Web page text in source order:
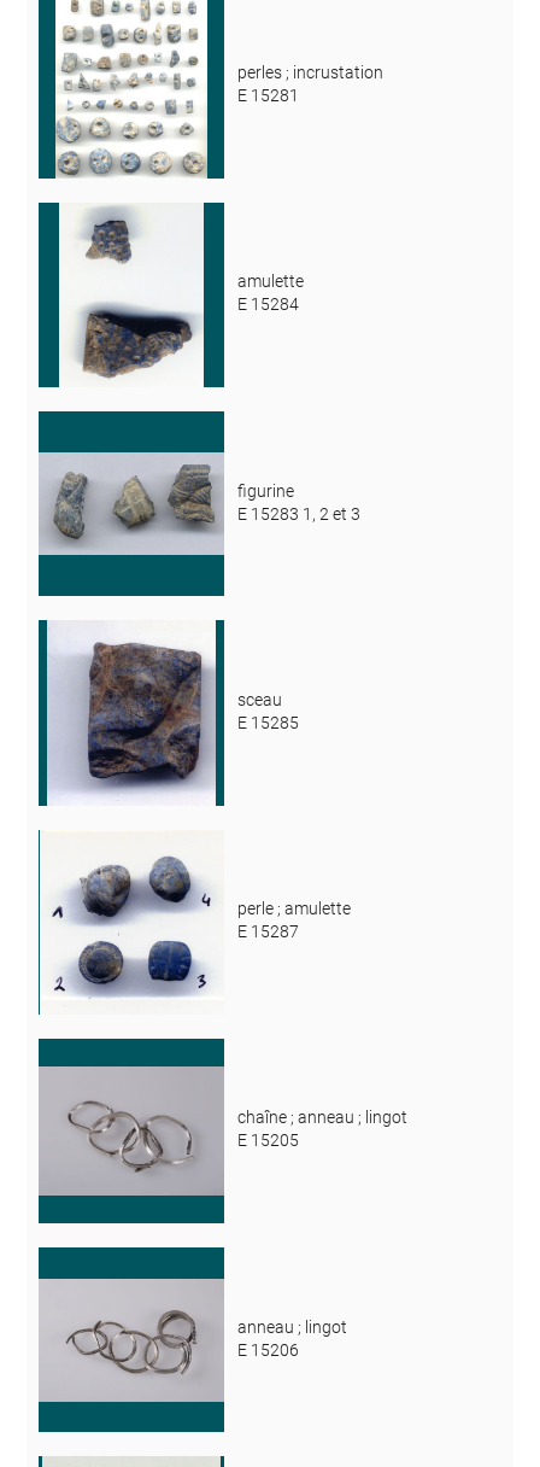
perles ; incrustation
E 15281
amulette
E 15284
figurine
E 15283 1, 2 et 3
sceau
E 15285
perle ; amulette
E 15287
chaîne ; anneau ; lingot
E 15205
anneau ; lingot
E 15206